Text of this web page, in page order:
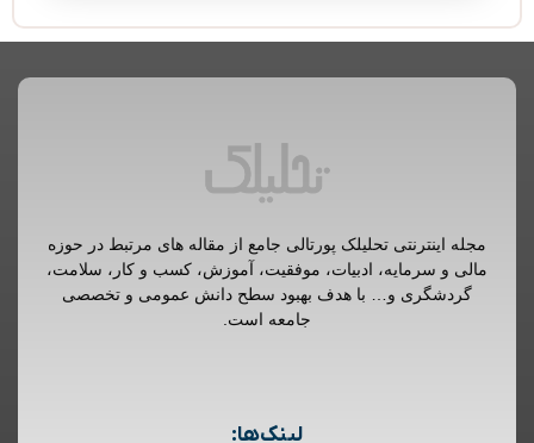
مجله اینترنتی تحلیلک پورتالی جامع از مقاله های مرتبط در حوزه
مالی و سرمایه، ادبیات، موفقیت، آموزش، کسب و کار، سلامت،
گردشگری و… با هدف بهبود سطح دانش عمومی و تخصصی
جامعه است.
لینک‌ها: